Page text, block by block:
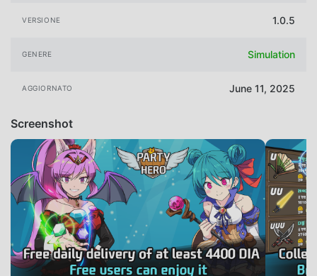
VERSIONE 1.0.5
GENERE Simulation
AGGIORNATO June 11, 2025
Screenshot